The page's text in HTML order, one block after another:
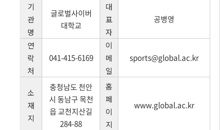
기
관
명
글로벌사이버
대학교
대
표
자
공병영
연
락
처
041-415-6169
이
메
일
sports@global.ac.kr
소
재
지
충청남도 천안
시 동남구 목천
읍 교천지산길
284-88
홈
페
이
지
www.global.ac.kr